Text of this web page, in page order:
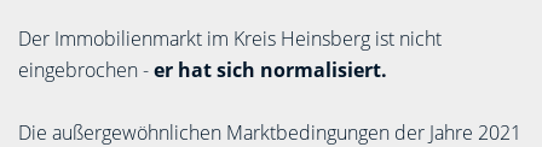
Der Immobilienmarkt im Kreis Heinsberg ist nicht
eingebrochen -er hat sich normalisiert.
Die außergewöhnlichen Marktbedingungen der Jahre 2021